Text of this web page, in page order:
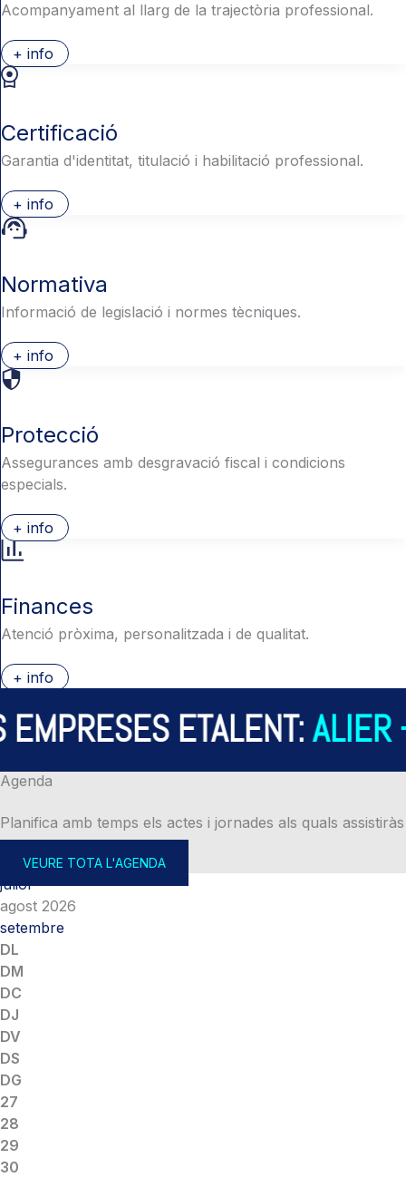
Acompanyament al llarg de la trajectòria professional.
+ info
Certificació
Garantia d'identitat, titulació i habilitació professional.
+ info
Normativa
Informació de legislació i normes tècniques.
+ info
Protecció
Assegurances amb desgravació fiscal i condicions
especials.
+ info
Finances
Atenció pròxima, personalitzada i de qualitat.
+ info
ETALENT:ALIER –
Agenda
Planifica amb temps els actes i jornades als quals assistiràs
VEURE TOTA L'AGENDA
juliol
agost 2026
setembre
DL
DM
DC
DJ
DV
DS
DG
27
28
29
30